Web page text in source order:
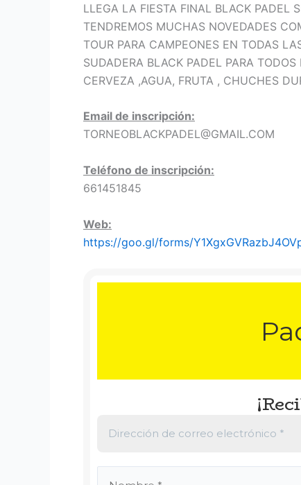
LLEGA LA FIESTA FINAL BLACK PADEL
TENDREMOS MUCHAS NOVEDADES
TOUR PARA CAMPEONES EN TODAS
SUDADERA BLACK PADEL PARA TODOS
CERVEZA ,AGUA, FRUTA , CHUCHES
Email de inscripción:
TORNEOBLACKPADEL@GMAIL.COM
Teléfono de inscripción:
661451845
Web:
https://goo.gl/forms/